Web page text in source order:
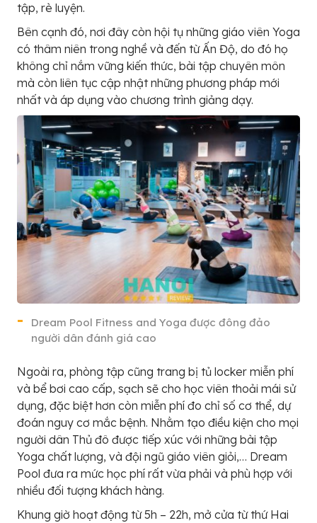
tập, rè luyện.
Bên cạnh đó, nơi đây còn hội tụ những giáo viên Yoga
có thâm niên trong nghề và đến từ Ấn Độ, do đó họ
không chỉ nắm vững kiến thức, bài tập chuyên môn
mà còn liên tục cập nhật những phương pháp mới
nhất và áp dụng vào chương trình giảng dạy.
Dream Pool Fitness and Yoga được đông đảo
người dân đánh giá cao
Ngoài ra, phòng tập cũng trang bị tủ locker miễn phí
và bể bơi cao cấp, sạch sẽ cho học viên thoải mái sử
dụng, đặc biệt hơn còn miễn phí đo chỉ số cơ thể, dự
đoán nguy cơ mắc bệnh. Nhằm tạo điều kiện cho mọi
người dân Thủ đô được tiếp xúc với những bài tập
Yoga chất lượng, và đội ngũ giáo viên giỏi,… Dream
Pool đưa ra mức học phí rất vừa phải và phù hợp với
nhiều đối tượng khách hàng.
Khung giờ hoạt động từ 5h – 22h, mở cửa từ thứ Hai